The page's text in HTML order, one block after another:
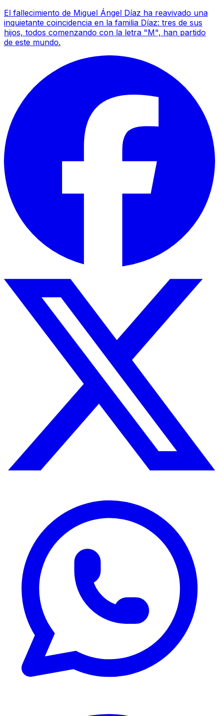
El fallecimiento de Miguel Ángel Díaz ha reavivado una
inquietante coincidencia en la familia Díaz: tres de sus
hijos, todos comenzando con la letra "M", han partido
de este mundo.